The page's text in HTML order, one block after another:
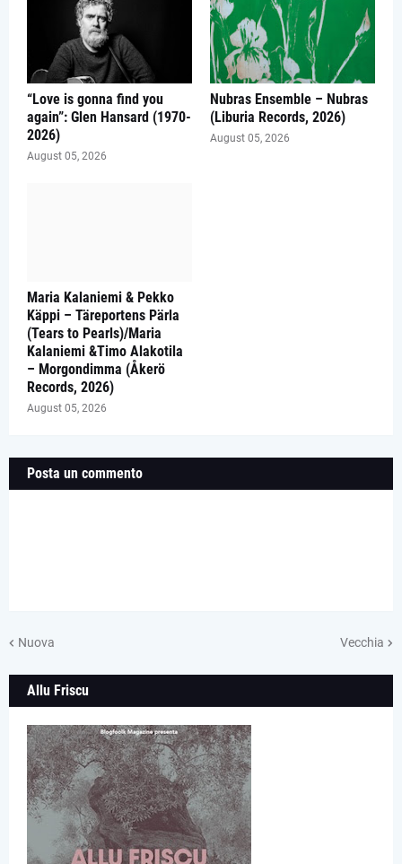
“Love is gonna find you
again”: Glen Hansard (1970-
2026)
August 05, 2026
Nubras Ensemble – Nubras
(Liburia Records, 2026)
August 05, 2026
Maria Kalaniemi & Pekko
Käppi – Täreportens Pärla
(Tears to Pearls)/Maria
Kalaniemi &Timo Alakotila
– Morgondimma (Åkerö
Records, 2026)
August 05, 2026
Posta un commento
Nuova Vecchia
Allu Friscu